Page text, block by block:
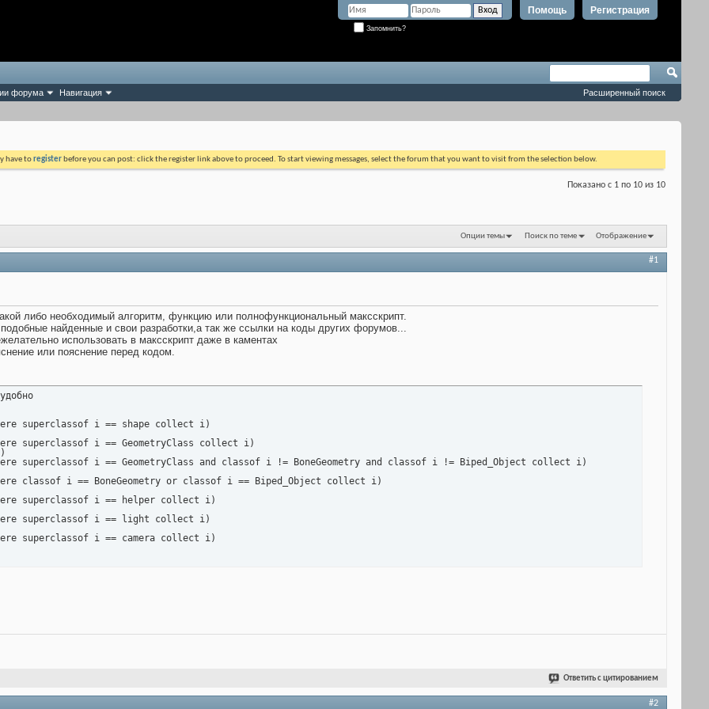
Регистрация
Помощь
Запомнить?
форума Навигация Расширенный поиск
have toregister before you can post: click the register link above to proceed. To start viewing messages, select the forum that you want to visit from the selection below.
Показано с 1 по 10 из 10
Опции темы Поиск по теме Отображение
#1
либо необходимый алгоритм, функцию или полнофункциональный максскрипт.
найденные и свои разработки,а так же ссылки на коды других форумов...
использовать в максскрипт даже в каментах
или пояснение перед кодом.
superclassof i == shape collect i)
superclassof i == GeometryClass collect i)
superclassof i == GeometryClass and classof i != BoneGeometry and classof i != Biped_Object collect i)
classof i == BoneGeometry or classof i == Biped_Object collect i)
superclassof i == helper collect i)
superclassof i == light collect i)
superclassof i == camera collect i)
Ответить с цитированием
#2